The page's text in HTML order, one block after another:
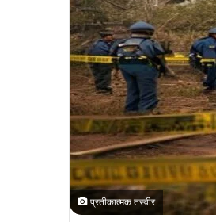
प्रतीकात्मक तस्वीर